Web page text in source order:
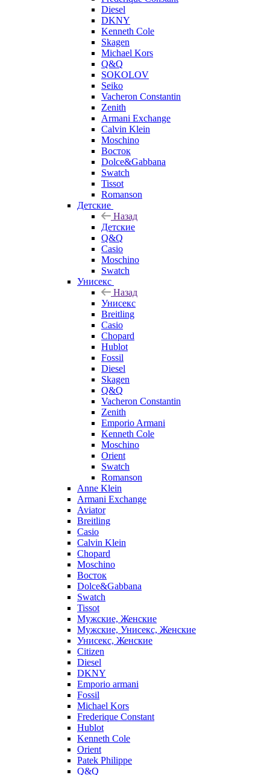
Diesel
DKNY
Kenneth Cole
Skagen
Michael Kors
Q&Q
SOKOLOV
Seiko
Vacheron Constantin
Zenith
Armani Exchange
Calvin Klein
Moschino
Восток
Dolce&Gabbana
Swatch
Tissot
Romanson
Детские
Назад
Детские
Q&Q
Casio
Moschino
Swatch
Унисекс
Назад
Унисекс
Breitling
Casio
Chopard
Hublot
Fossil
Diesel
Skagen
Q&Q
Vacheron Constantin
Zenith
Emporio Armani
Kenneth Cole
Moschino
Orient
Swatch
Romanson
Anne Klein
Armani Exchange
Aviator
Breitling
Casio
Calvin Klein
Chopard
Moschino
Восток
Dolce&Gabbana
Swatch
Tissot
Мужские, Женские
Мужские, Унисекс, Женские
Унисекс, Женские
Citizen
Diesel
DKNY
Emporio armani
Fossil
Michael Kors
Frederique Constant
Hublot
Kenneth Cole
Orient
Patek Philippe
Q&Q